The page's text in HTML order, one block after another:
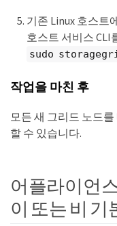
기존 Linux 호스트
호스트 서비스 CLI
sudo
작업을 마친 후
모든 새 그리드 노드
할 수 있습니다.
어플라이언
이 또는 비 기